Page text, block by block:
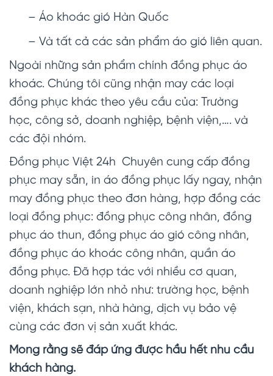
– Áo khoác gió Hàn Quốc
– Và tất cả các sản phẩm áo gió liên quan.
Ngoài những sản phẩm chính đồng phục áo
khoác. Chúng tôi cũng nhận may các loại
đồng phục khác theo yêu cầu của: Trường
học, công sở, doanh nghiệp, bệnh viện,…. và
các đội nhóm.
Đồng phục Việt 24h Chuyên cung cấp đồng
phục may sẵn, in áo đồng phục lấy ngay, nhận
may đồng phục theo đơn hàng, hợp đồng các
loại đồng phục: đồng phục công nhân, đồng
phục áo thun, đồng phục áo gió công nhân,
đồng phục áo khoác công nhân, quần áo
đồng phục. Đã hợp tác với nhiều cơ quan,
doanh nghiệp lớn nhỏ như: trường học, bệnh
viện, khách sạn, nhà hàng, dịch vụ bảo vệ
cùng các đơn vị sản xuất khác.
Mong rằng sẽ đáp ứng được hầu hết nhu cầu
khách hàng.